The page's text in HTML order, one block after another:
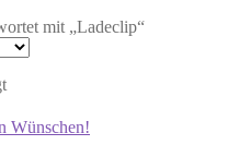
mit „Ladeclip“
Wünschen!